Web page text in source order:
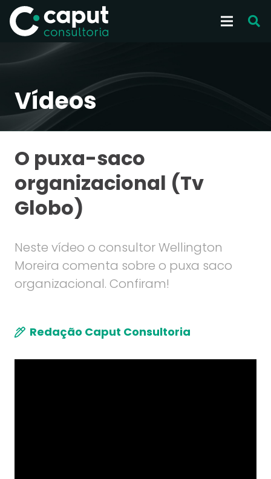
Vídeos
O puxa-saco
organizacional (Tv
Globo)
Neste vídeo o consultor Wellington
Moreira comenta sobre o puxa saco
organizacional. Confiram!
Redação Caput Consultoria